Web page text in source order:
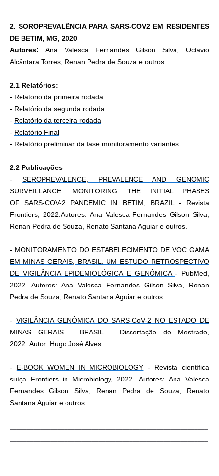
2. SOROPREVALÊNCIA PARA SARS-COV2 EM RESIDENTES
DE BETIM, MG, 2020
Autores: Ana Valesca Fernandes Gilson Silva, Octavio
Alcântara Torres, Renan Pedra de Souza e outros
2.1 Relatórios:
- Relatório da primeira rodada
- Relatório da segunda rodada
- Relatório da terceira rodada
- Relatório Final
- Relatório preliminar da fase monitoramento variantes
2.2 Publicações
- SEROPREVALENCE, PREVALENCE AND GENOMIC
SURVEILLANCE: MONITORING THE INITIAL PHASES
OF SARS-COV-2 PANDEMIC IN BETIM, BRAZIL - Revista
Frontiers, 2022. Autores: Ana Valesca Fernandes Gilson Silva
Renan Pedra de Souza, Renato Santana Aguiar e outros.
- MONITORAMENTO DO ESTABELECIMENTO DE VOC GAMA
EM MINAS GERAIS, BRASIL: UM ESTUDO RETROSPECTIVO
DE VIGILÂNCIA EPIDEMIOLÓGICA E GENÔMICA- PubMed,
2022. Autores:Ana Valesca Fernandes Gilson Silva , Renan
Pedra de Souza, Renato Santana Aguiar e outros.
- VIGILÂNCIA GENÔMICA DO SARS-CoV-2 NO ESTADO DE
MINAS GERAIS - BRASIL​
- Dissertação de Mestrado,
2022. Autor: Hugo José Alves
- E-BOOK WOMEN IN MICROBIOLOGY - Revista científica
suíça Frontiers in Microbiology, 2022. Autores:Ana Valesca
Fernandes Gilson Silva , Renan Pedra de Souza, Renato
Santana Aguiar e outros.